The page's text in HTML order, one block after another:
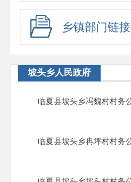
乡镇部门链接
坡头乡人民政府